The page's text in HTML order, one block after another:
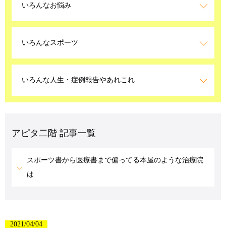
LINEお問い合わせ
いろんなお悩み
いろんなスポーツ
いろんな人生・症例報告やあれこれ
アピタ二階 記事一覧
スポーツ書から医療書まで偏ってる本屋のような治療院
は
2021/04/04